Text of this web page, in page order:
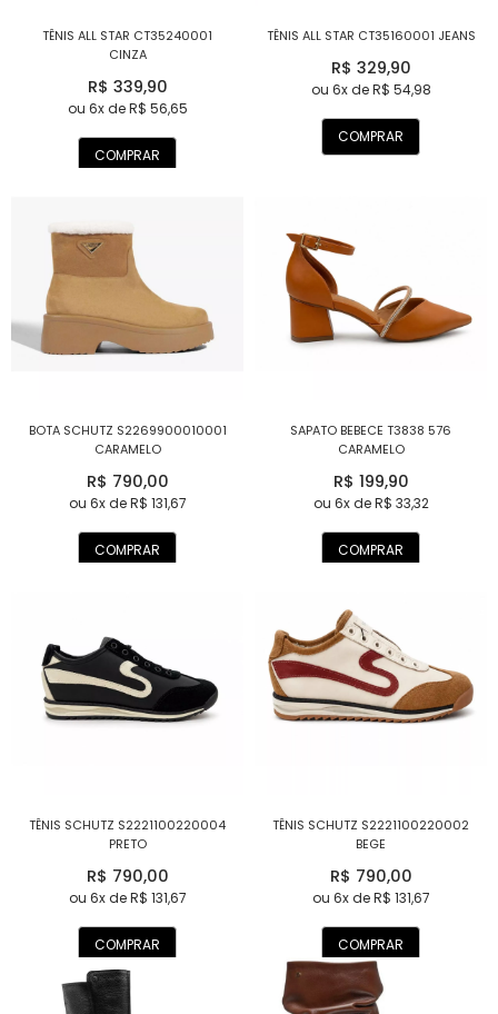
TÊNIS ALL STAR CT35240001
CINZA
R$ 339,90
ou 6x de R$ 56,65
COMPRAR
TÊNIS ALL STAR CT35160001 JEANS
R$ 329,90
ou 6x de R$ 54,98
COMPRAR
BOTA SCHUTZ S2269900010001
CARAMELO
R$ 790,00
ou 6x de R$ 131,67
COMPRAR
SAPATO BEBECE T3838 576
CARAMELO
R$ 199,90
ou 6x de R$ 33,32
COMPRAR
TÊNIS SCHUTZ S2221100220004
PRETO
R$ 790,00
ou 6x de R$ 131,67
COMPRAR
TÊNIS SCHUTZ S2221100220002
BEGE
R$ 790,00
ou 6x de R$ 131,67
COMPRAR